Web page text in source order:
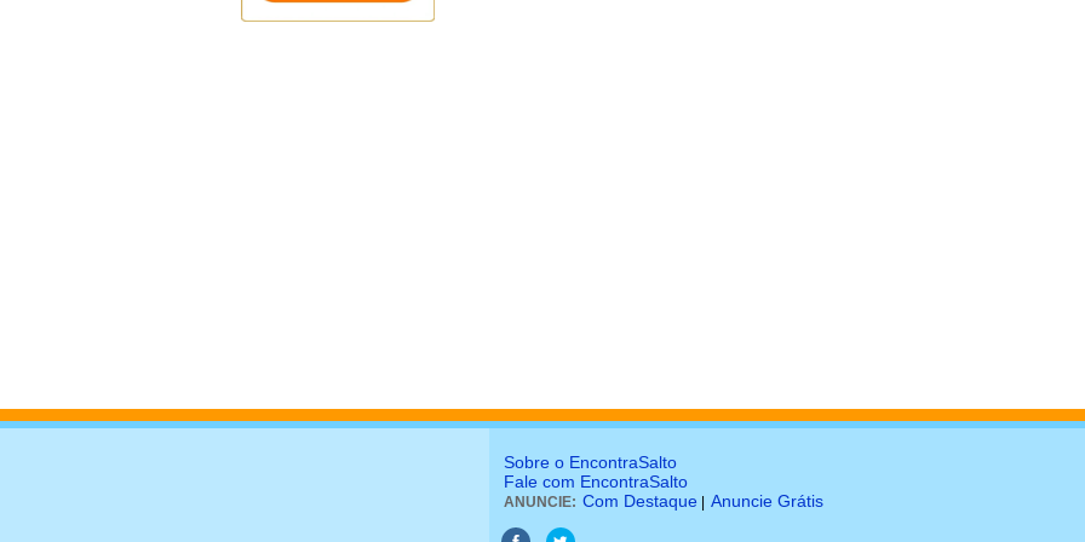
Sobre o EncontraSalto
Fale com EncontraSalto
ANUNCIE: Com Destaque Anuncie Grátis